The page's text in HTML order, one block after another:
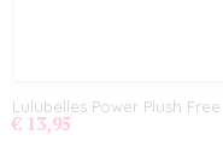
Lulubelles Power Plush
€ 13,95